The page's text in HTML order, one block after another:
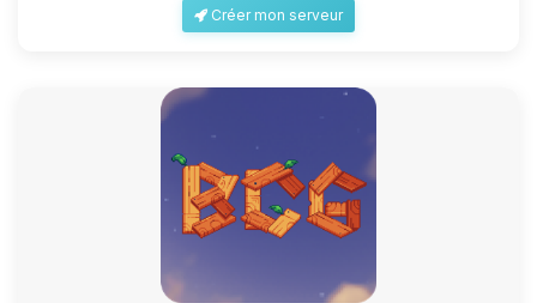
Créer mon serveur
parler ! Moi c’est Choupy, ton petit